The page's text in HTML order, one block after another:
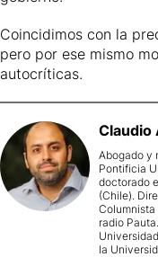
Coincidimos con la
pero por ese mismo
autocríticas.
Claudio
Abogado y
Pontificia
doctorado
(Chile).
radio
la